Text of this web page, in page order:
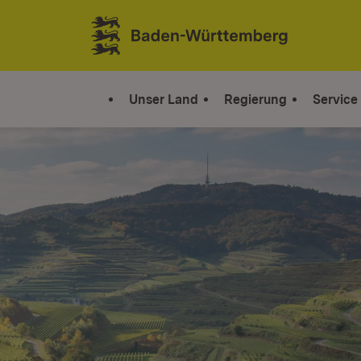
Zum Inhalt springen
Link zur Startseite
Unser Land Regierung Service